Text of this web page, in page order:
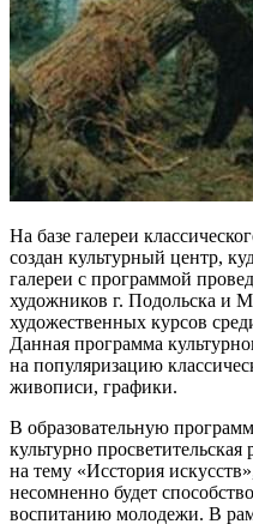
На базе галереи
создан культурный центр,
галереи с программой
художников г. Подольска и
художественных курсов
Данная программа
на популяризацию
живописи, графики.
В образовательную
культурно
на тему «Исстория
несомненно будет
воспитанию молодежи. В